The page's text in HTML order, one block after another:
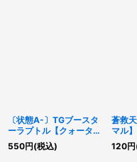
〔状態A-〕TGブースタ
ーラプトル【クォーター
センチュリーシークレッ
ト】{QCCP-JP038}
550円(税込)
蒼救
マル
ー》
120円